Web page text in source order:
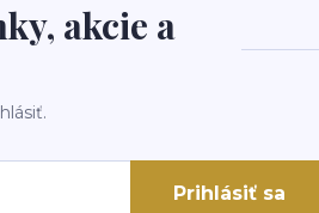
akcie a
Prihlásiť sa